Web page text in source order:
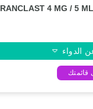
RANCLAST 4 MG / 5
الدواء